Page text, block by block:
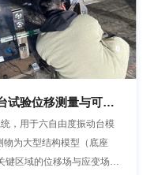
试验位移测量与可靠
，用于六自由度振动台模
物为大型结构模型（底座
区域的位移场与应变场，